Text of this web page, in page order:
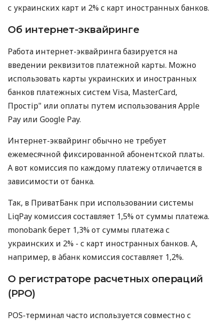
с украинских карт и 2% с карт иностранных банков.
Об интернет-эквайринге
Работа интернет-эквайринга базируется на
введении реквизитов платежной карты. Можно
использовать карты украинских и иностранных
банков платежных систем Visa, MasterCard,
Простір" или оплаты путем использования Apple
Pay или Google Pay.
Интернет-эквайринг обычно не требует
ежемесячной фиксированной абонентской платы.
А вот комиссия по каждому платежу отличается в
зависимости от банка.
Так, в ПриватБанк при использовании системы
LiqPay комиссия составляет 1,5% от суммы платежа.
monobank берет 1,3% от суммы платежа с
украинских и 2% - с карт иностранных банков. А,
например, в àбанк комиссия составляет 1,2%.
О регистраторе расчетных операций
(РРО)
POS-терминал часто используется совместно с